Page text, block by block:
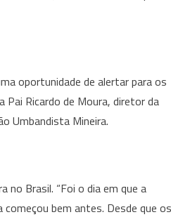
oportunidade de alertar para os
Ricardo de Moura, diretor da
Umbandista Mineira.
no Brasil. “Foi o dia em que a
bem antes. Desde que os